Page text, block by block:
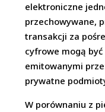
elektroniczne
przechowywane,
transakcji za
cyfrowe mogą
emitowanymi
prywatne
W porównaniu z